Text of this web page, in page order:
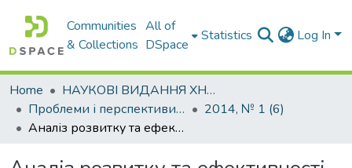
Communities
& Collections
All of
DSpace
Statistics Log In
Home
НАУКОВІ ВИДАННЯ ХНАДУ
Проблеми і перспективи розвитку підприємництва
2014, № 1 (6)
Аналіз розвитку та ефективності застосування в україні системи електронної податкової звітності